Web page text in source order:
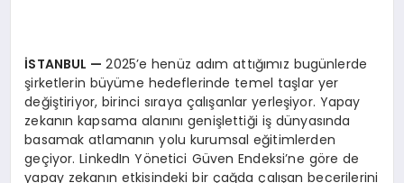
İSTANBUL —2025’e henüz adım attığımız bugünlerde
şirketlerin büyüme hedeflerinde temel taşlar yer
değiştiriyor, birinci sıraya çalışanlar yerleşiyor. Yapay
zekanın kapsama alanını genişlettiği iş dünyasında
basamak atlamanın yolu kurumsal eğitimlerden
geçiyor. LinkedIn Yönetici Güven Endeksi’ne göre de
yapay zekanın etkisindeki bir çağda çalışan becerilerini